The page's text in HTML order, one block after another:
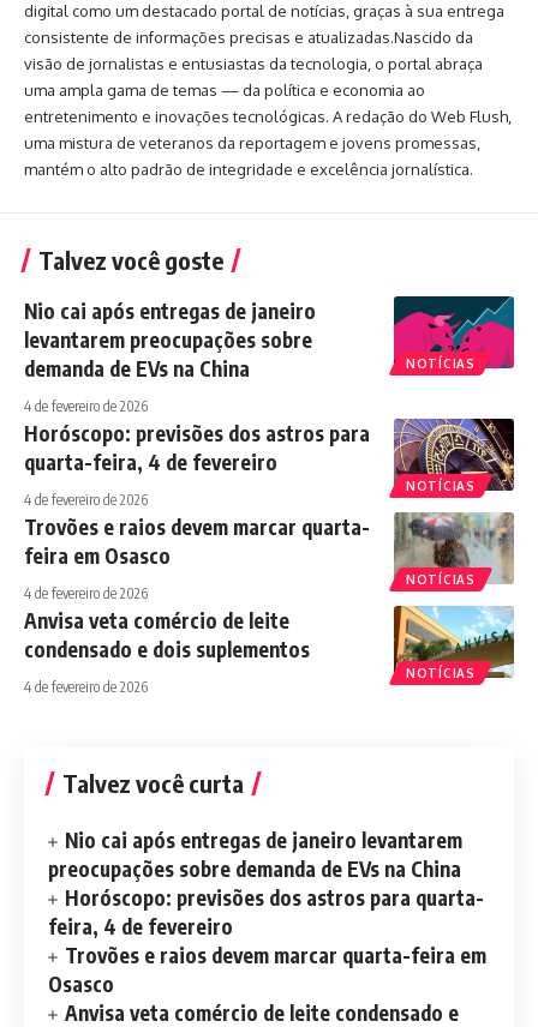
digital como um destacado portal de notícias, graças à sua entrega
consistente de informações precisas e atualizadas.Nascido da
visão de jornalistas e entusiastas da tecnologia, o portal abraça
uma ampla gama de temas — da política e economia ao
entretenimento e inovações tecnológicas. A redação do Web Flush,
uma mistura de veteranos da reportagem e jovens promessas,
mantém o alto padrão de integridade e excelência jornalística.
Talvez você goste
NOTÍCIAS
Nio cai após entregas de janeiro
levantarem preocupações sobre
demanda de EVs na China
4 de fevereiro de 2026
NOTÍCIAS
Horóscopo: previsões dos astros para
quarta-feira, 4 de fevereiro
4 de fevereiro de 2026
NOTÍCIAS
Trovões e raios devem marcar quarta-
feira em Osasco
4 de fevereiro de 2026
NOTÍCIAS
Anvisa veta comércio de leite
condensado e dois suplementos
4 de fevereiro de 2026
Talvez você curta
Nio cai após entregas de janeiro levantarem
preocupações sobre demanda de EVs na China
Horóscopo: previsões dos astros para quarta-
feira, 4 de fevereiro
Trovões e raios devem marcar quarta-feira em
Osasco
Anvisa veta comércio de leite condensado e